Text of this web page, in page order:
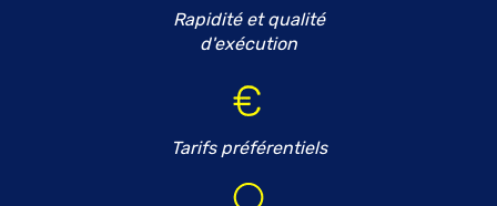
Rapidité et qualité
d'exécution
Tarifs préférentiels